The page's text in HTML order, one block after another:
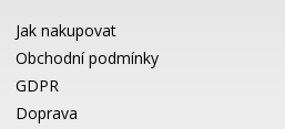
Jak nakupovat
Obchodní podmínky
GDPR
Doprava